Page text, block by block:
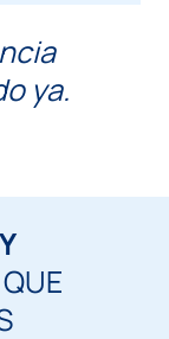
ya.
QUE